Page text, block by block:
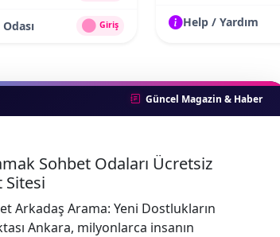
Giriş Help / Yardım
Güncel Magazin & Haber
Sohbet Odaları Ücretsiz
Sitesi
Arkadaş Arama: Yeni Dostlukların
Ankara, milyonlarca insanın